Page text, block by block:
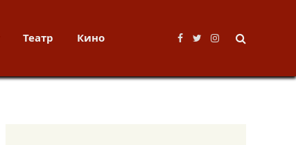
Театр Кино
Facebook
TwitterInstagram